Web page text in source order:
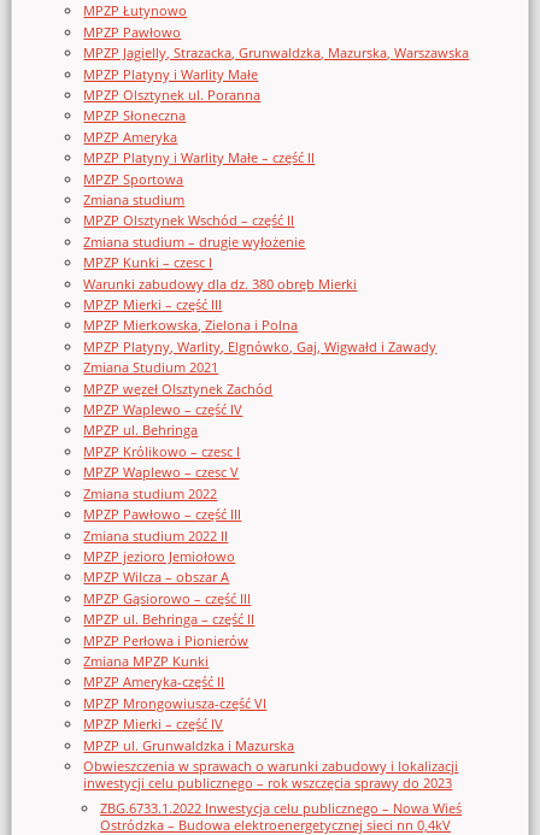
MPZP Łutynowo
MPZP Pawłowo
MPZP Jagielly, Strazacka, Grunwaldzka, Mazurska, Warszawska
MPZP Platyny i Warlity Małe
MPZP Olsztynek ul. Poranna
MPZP Słoneczna
MPZP Ameryka
MPZP Platyny i Warlity Małe – część II
MPZP Sportowa
Zmiana studium
MPZP Olsztynek Wschód – część II
Zmiana studium – drugie wyłożenie
MPZP Kunki – czesc I
Warunki zabudowy dla dz. 380 obręb Mierki
MPZP Mierki – część III
MPZP Mierkowska, Zielona i Polna
MPZP Platyny, Warlity, Elgnówko, Gaj, Wigwałd i Zawady
Zmiana Studium 2021
MPZP węzeł Olsztynek Zachód
MPZP Waplewo – część IV
MPZP ul. Behringa
MPZP Królikowo – czesc I
MPZP Waplewo – czesc V
Zmiana studium 2022
MPZP Pawłowo – część III
Zmiana studium 2022 II
MPZP jezioro Jemiołowo
MPZP Wilcza – obszar A
MPZP Gąsiorowo – część III
MPZP ul. Behringa – część II
MPZP Perłowa i Pionierów
Zmiana MPZP Kunki
MPZP Ameryka-część II
MPZP Mrongowiusza-część VI
MPZP Mierki – część IV
MPZP ul. Grunwaldzka i Mazurska
Obwieszczenia w sprawach o warunki zabudowy i lokalizacji
inwestycji celu publicznego – rok wszczęcia sprawy do 2023
ZBG.6733.1.2022 Inwestycja celu publicznego – Nowa Wieś
Ostródzka – Budowa elektroenergetycznej sieci nn 0,4kV